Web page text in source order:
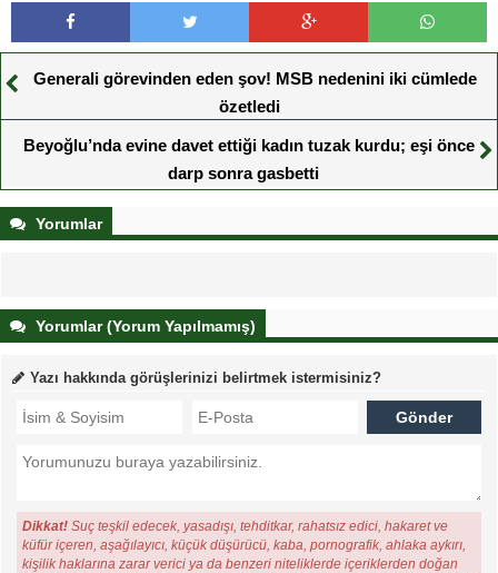
Generali görevinden eden şov! MSB nedenini iki cümlede
özetledi
Beyoğlu’nda evine davet ettiği kadın tuzak kurdu; eşi önce
darp sonra gasbetti
Yorumlar
Yorumlar (Yorum Yapılmamış)
Yazı hakkında görüşlerinizi belirtmek istermisiniz?
Dikkat! Suç teşkil edecek, yasadışı, tehditkar, rahatsız edici, hakaret ve
küfür içeren, aşağılayıcı, küçük düşürücü, kaba, pornografik, ahlaka aykırı,
kişilik haklarına zarar verici ya da benzeri niteliklerde içeriklerden doğan